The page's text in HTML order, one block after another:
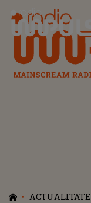
Radio Impuls
ACTUALITATE